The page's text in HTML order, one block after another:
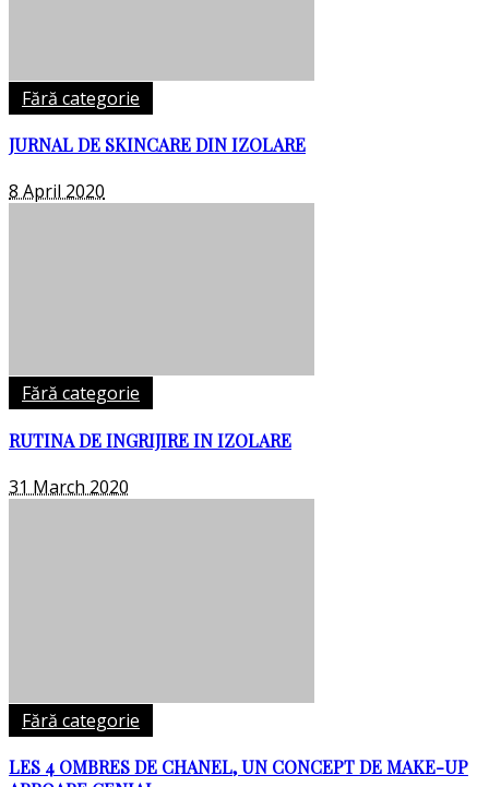
Fără categorie
JURNAL DE SKINCARE DIN IZOLARE
8 April 2020
Fără categorie
RUTINA DE INGRIJIRE IN IZOLARE
31 March 2020
Fără categorie
LES 4 OMBRES DE CHANEL, UN CONCEPT DE MAKE-UP